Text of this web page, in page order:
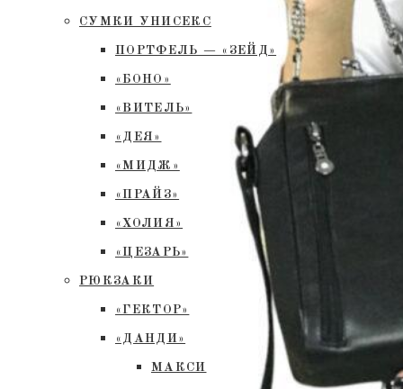
СУМКИ УНИСЕКС
ПОРТФЕЛЬ — «ЗЕЙД»
«БОНО»
«ВИТЕЛЬ»
«ДЕЯ»
«МИДЖ»
«ПРАЙЗ»
«ХОЛИЯ»
«ЦЕЗАРЬ»
РЮКЗАКИ
«ГЕКТОР»
«ДАНДИ»
МАКСИ